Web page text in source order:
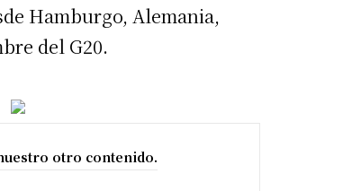
Hamburgo, Alemania,
del G20.
otro contenido.